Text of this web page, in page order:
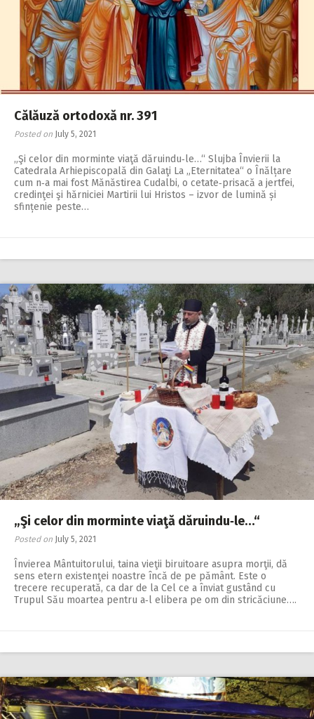
2018
2017
2016
2015
2014
2013
2012
2011
2010
Călăuză ortodoxă nr. 391
Posted on July 5, 2021
„Şi celor din morminte viaţă dăruindu‑le…“ Slujba Învierii la
Catedrala Arhiepiscopală din Galaţi La „Eternitatea“ o Înălțare
cum n‑a mai fost Mănăstirea Cudalbi, o cetate‑prisacă a jertfei,
credinţei şi hărniciei Martirii lui Hristos – izvor de lumină și
sfințenie peste…
„Şi celor din morminte viaţă dăruindu‑le…“
Posted on July 5, 2021
Învierea Mântuitorului, tai­na vieţii biruitoare asu­pra morţii, dă
sens etern existenţei noastre încă de pe pământ. Este o
trecere recuperată, ca dar de la Cel ce a înviat gustând cu
Trupul Său moartea pentru a‑l elibera pe om din stricăciune….